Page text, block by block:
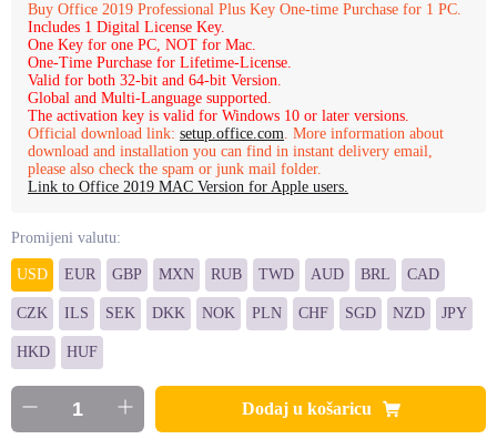
Buy Office 2019 Professional Plus Key One-time Purchase for 1 PC.
Includes 1 Digital License Key.
One Key for one PC, NOT for Mac.
One-Time Purchase for Lifetime-License.
Valid for both 32-bit and 64-bit Version.
Global and Multi-Language supported.
The activation key is valid for Windows 10 or later versions.
Official download link: setup.office.com. More information about
download and installation you can find in instant delivery email,
please also check the spam or junk mail folder.
Link to Office 2019 MAC Version for Apple users.
Promijeni valutu:
USD EUR GBP MXN RUB TWD AUD BRL CAD
CZK ILS SEK DKK NOK PLN CHF SGD NZD JPY
HKD HUF
Dodaj u košaricu